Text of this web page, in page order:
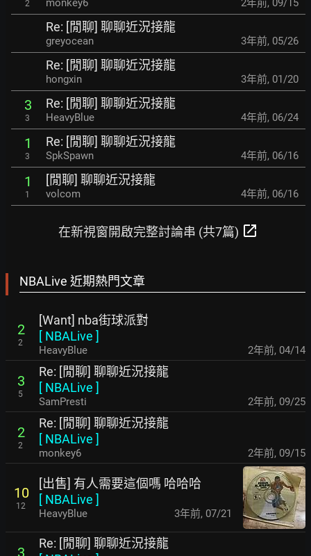
2 monkey6 2年前, 09/15
Re: [閒聊] 聊聊近況接龍
greyocean 3年前, 05/26
Re: [閒聊] 聊聊近況接龍
hongxin 3年前, 01/20
3
3
Re: [閒聊] 聊聊近況接龍
HeavyBlue 4年前, 06/24
1
3
Re: [閒聊] 聊聊近況接龍
SpkSpawn 4年前, 06/16
1
1
[閒聊] 聊聊近況接龍
volcom 4年前, 06/16
在新視窗開啟完整討論串 (共7篇) open_in_new
NBALive 近期熱門文章
2
2
[Want] nba街球派對
[ NBALive ]
HeavyBlue 2年前, 04/14
3
5
Re: [閒聊] 聊聊近況接龍
[ NBALive ]
SamPresti 2年前, 09/25
2
2
Re: [閒聊] 聊聊近況接龍
[ NBALive ]
monkey6 2年前, 09/15
10
12
[出售] 有人需要這個嗎 哈哈哈
[ NBALive ]
HeavyBlue 3年前, 07/21
3
Re: [閒聊] 聊聊近況接龍